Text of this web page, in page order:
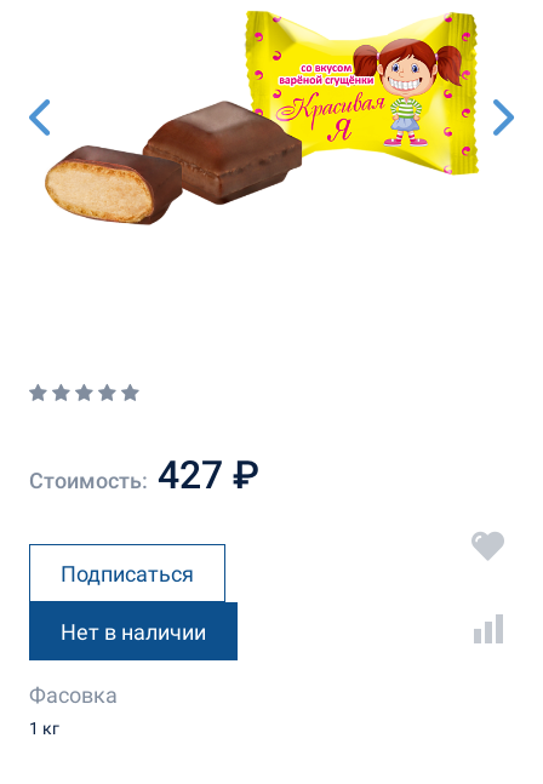
Стоимость: 427 ₽
Подписаться
Нет в наличии
Фасовка
1 кг